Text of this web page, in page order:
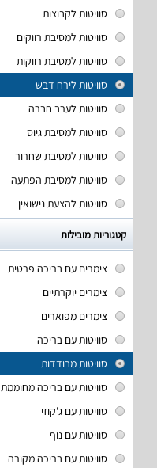
סוויטות לקבוצות
סוויטות למסיבת רווקים
סוויטות למסיבת רווקות
סוויטות לירח דבש
סוויטות לערב חברה
סוויטות למסיבת גיוס
סוויטות למסיבת שחרור
סוויטות למסיבת הפתעה
סוויטות להצעת נישואין
קטגוריות מובילות
צימרים עם בריכה פרטית
צימרים יוקרתיים
צימרים מפוארים
סוויטות עם בריכה
סוויטות מבודדות
סוויטות עם בריכה מחוממת
סוויטות עם ג'קוזי
סוויטות עם נוף
סוויטות עם בריכה מקורה